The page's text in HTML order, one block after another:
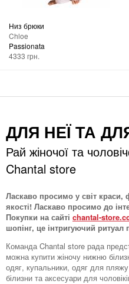
Низ брюки
Chloe
Passionata
4333 грн.
ДЛЯ НЕЇ ТА
Рай жіночої та
Chantal store
Ласкаво просимо у світ краси,
якості! Ласкаво просимо до
Покупки на сайті chantal-
шопінг, це інтригуючий ритуал
Команда Chantal store рада
можна купити жіночу нижню
одяг, купальники, одяг для
білизни та аксесуари для